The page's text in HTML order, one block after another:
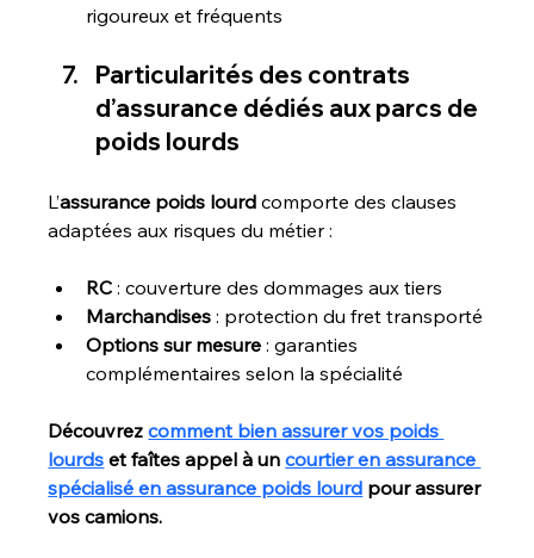
rigoureux et fréquents
Particularités des contrats
d’assurance dédiés aux parcs de
poids lourds
L’assurance poids lourd comporte des clauses
adaptées aux risques du métier :
RC : couverture des dommages aux tiers
Marchandises : protection du fret transporté
Options sur mesure : garanties
complémentaires selon la spécialité
Découvrez comment bien assurer vos poids
lourds et faîtes appel à un courtier en assurance
spécialisé en assurance poids lourd pour assurer
vos camions.